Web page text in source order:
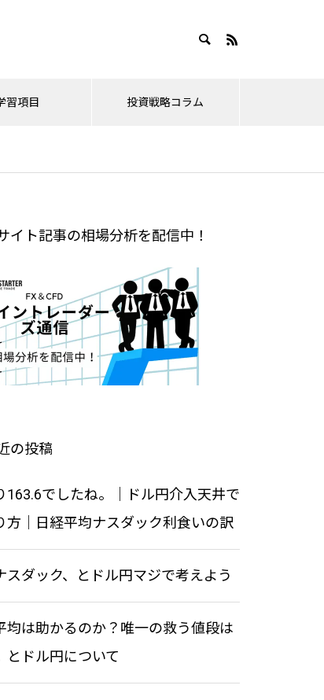
習項目 投資戦略コラム
い円安のゴールどこ？
ドル円2026年はどうなる？年間
と直近の目標値
る傾向
2026.06.21
結局最後はレンジ幅に戻るんだ
から理解する
そろそろ危惧すべき点について
2026年3月は結構重要な値動き
になるかも知れない・・。
ダック
ナスダックは上昇目標月足でブ
レイク | 新総裁誕生おめでと
う！日経どうなる
イト記事の相場分析を配信中！
の投稿
163.6でしたね。｜ドル円介入天井で
方｜日経平均ナスダック利食いの訳
スダック、とドル円マジで考えよう
均は助かるのか？唯一の救う値段は
とドル円について